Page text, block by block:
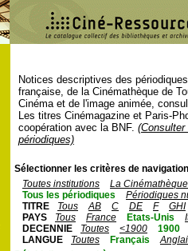
Notices descriptives des
française, de la Cinémathèque de
Cinéma et de l'image animée,
Les titres Cinémagazine et Paris-
coopération avec la BNF.
périodiques)
Sélectionner les critères de
Toutes institutions
La
Tous les périodiques
Périodiques
TITRE
Tous AB C DE F
GHI
PAYS
Tous France Etats-Unis
DECENNIE
Toutes <1900
1900
LANGUE
Toutes Français